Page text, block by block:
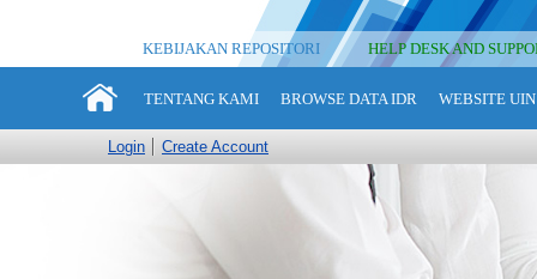
KEBIJAKAN REPOSITORI HELP DESK AND
TENTANG KAMI BROWSE DATA IDR WEBSITE
Login Create Account